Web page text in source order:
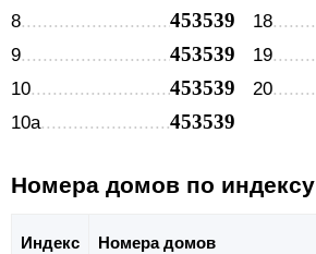
8 453539
9 453539
10 453539
10а 453539
18
19
20
Номера домов по индексу
Индекс Номера домов